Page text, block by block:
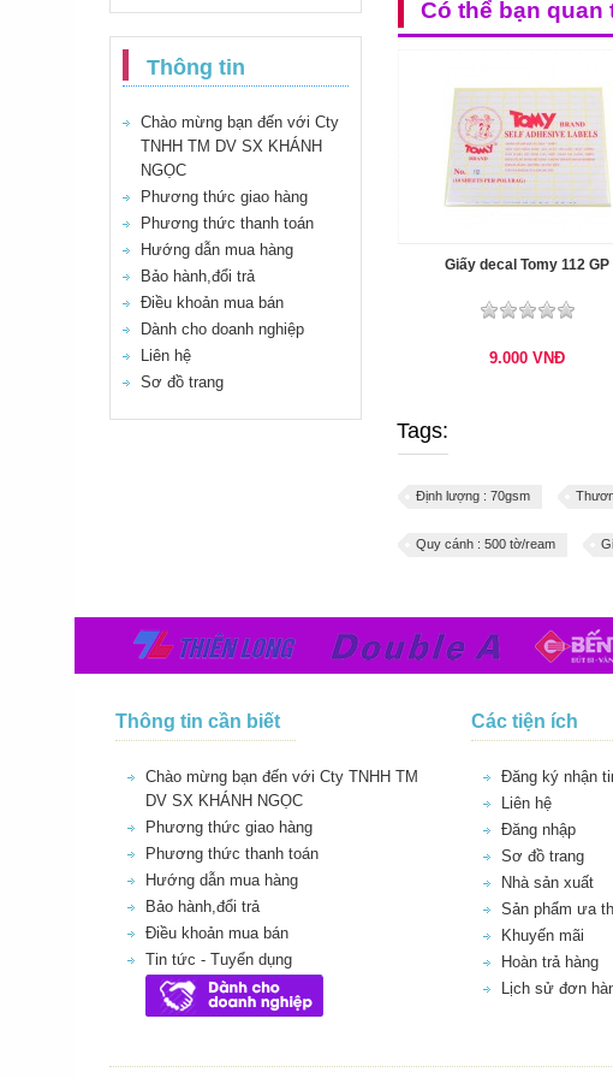
Thông tin
Chào mừng bạn đến với Cty
TNHH TM DV SX KHÁNH
NGỌC
Phương thức giao hàng
Phương thức thanh toán
Hướng dẫn mua hàng
Bảo hành,đổi trả
Điều khoản mua bán
Dành cho doanh nghiệp
Liên hệ
Sơ đồ trang
Có thể bạn quan
Giấy decal Tomy 112 GP
9.000VNĐ
Tags:
Định lượng : 70gsm
Quy cánh : 500 tờ/ream
Thông tin cần biết
Chào mừng bạn đến với Cty TNHH TM
DV SX KHÁNH NGỌC
Phương thức giao hàng
Phương thức thanh toán
Hướng dẫn mua hàng
Bảo hành,đổi trả
Điều khoản mua bán
Tin tức - Tuyển dụng
Các tiện ích
Đăng ký nhận
Liên hệ
Đăng nhập
Sơ đồ trang
Nhà sản xuất
Sản phẩm ưa
Khuyến mãi
Hoàn trả hàng
Lịch sử đơn